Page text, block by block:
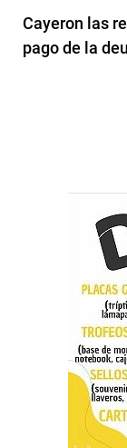
Cayeron las
pago de la